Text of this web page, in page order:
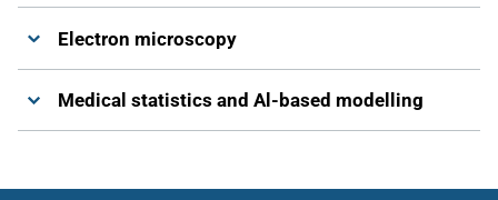
Electron microscopy
Medical statistics and Al-based modelling